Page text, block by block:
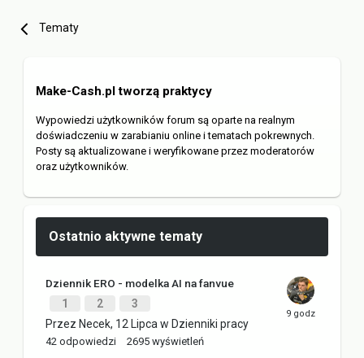
Tematy
Make-Cash.pl tworzą praktycy
Wypowiedzi użytkowników forum są oparte na realnym
doświadczeniu w zarabianiu online i tematach pokrewnych.
Posty są aktualizowane i weryfikowane przez moderatorów
oraz użytkowników.
Ostatnio aktywne tematy
Dziennik ERO - modelka AI na fanvue
1
2
3
Przez Necek, 12 Lipca w Dzienniki pracy
42 odpowiedzi 2695 wyświetleń